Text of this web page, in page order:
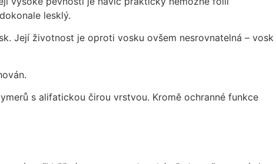
lesklý.
Její životnost je oproti vosku ovšem nesrovnatelná – vosk
s alifatickou čirou vrstvou. Kromě ochranné funkce